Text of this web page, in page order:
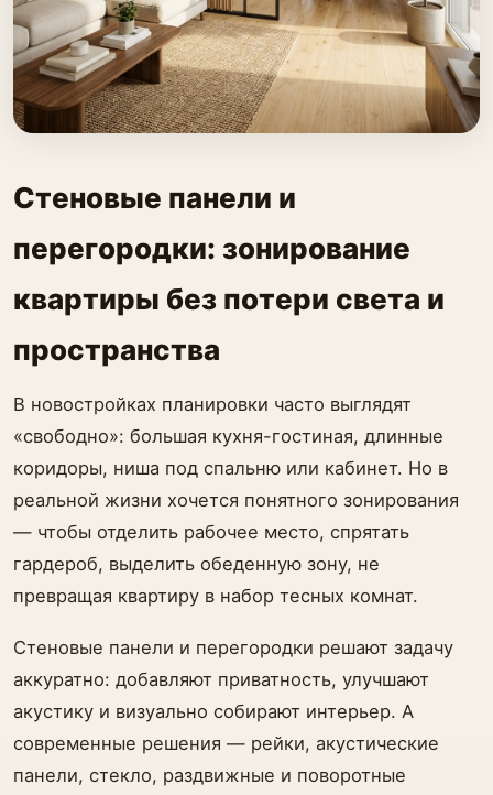
Стеновые панели и
перегородки: зонирование
квартиры без потери света и
пространства
В новостройках планировки часто выглядят
«свободно»: большая кухня-гостиная, длинные
коридоры, ниша под спальню или кабинет. Но в
реальной жизни хочется понятного зонирования
— чтобы отделить рабочее место, спрятать
гардероб, выделить обеденную зону, не
превращая квартиру в набор тесных комнат.
Стеновые панели и перегородки решают задачу
аккуратно: добавляют приватность, улучшают
акустику и визуально собирают интерьер. А
современные решения — рейки, акустические
панели, стекло, раздвижные и поворотные